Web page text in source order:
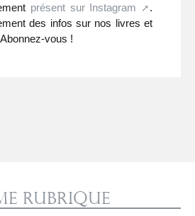
présent sur Instagram
.
des infos sur nos livres et
vous !
rubrique